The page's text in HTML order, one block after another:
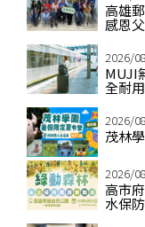
高雄
感恩
2026/
MUJI
全耐用
2026/
茂林
2026/
高市
水保